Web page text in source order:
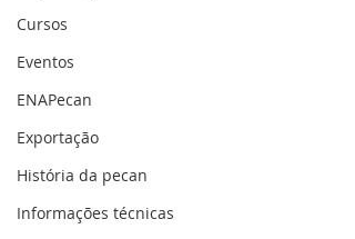
Cursos
Eventos
ENAPecan
Exportação
História da pecan
Informações técnicas